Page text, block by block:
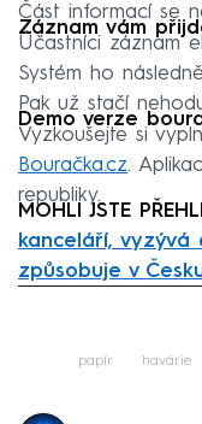
Průměrný čas
Část informací se
Záznam vám
Účastníci záznam
Systém ho
Pak už stačí
Demo verze
Vyzkoušejte si
Bouračka.cz.
republiky.
MOHLI JSTE
kanceláří,
způsobuje v
papír havárie